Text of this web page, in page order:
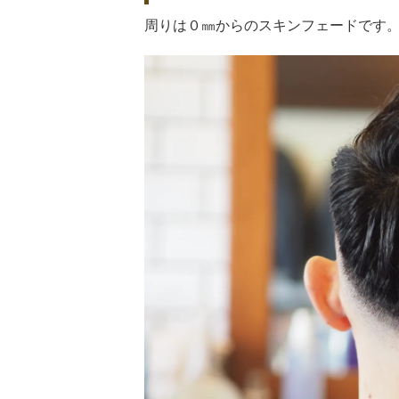
周りは０㎜からのスキンフェードです